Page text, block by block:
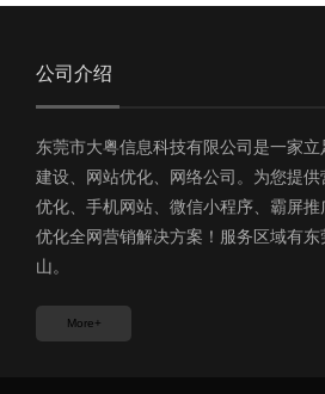
公司介绍
东莞市大粤信息科技有限公司是一家
建设、网站优化、网络公司。为您提
优化、手机网站、微信小程序、霸屏
优化全网营销解决方案！服务区域有
山。
More+